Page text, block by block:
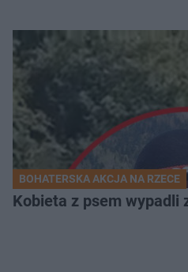
BOHATERSKA AKCJA NA RZECE
Kobieta z psem wypadli